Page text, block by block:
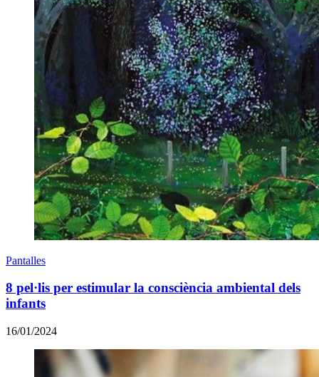
Pantalles
8 pel·lis per estimular la consciència ambiental dels
infants
16/01/2024